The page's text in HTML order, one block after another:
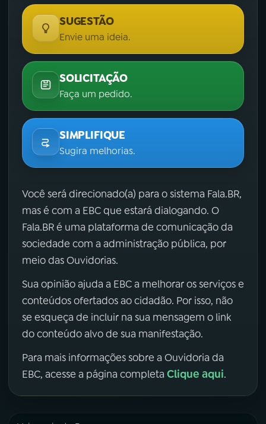
SUGESTÃO
Envie uma ideia.
SOLICITAÇÃO
Faça um pedido.
SIMPLIFIQUE
Sugira melhorias.
Você será direcionado(a) para o sistema Fala.BR,
mas é com a EBC que estará dialogando. O
Fala.BR é uma plataforma de comunicação da
sociedade com a administração pública, por
meio das Ouvidorias.
Sua opinião ajuda a EBC a melhorar os serviços e
conteúdos ofertados ao cidadão. Por isso, não
se esqueça de incluir na sua mensagem o link
do conteúdo alvo de sua manifestação.
Para mais informações sobre a Ouvidoria da
EBC, acesse a página completa Clique aqui.